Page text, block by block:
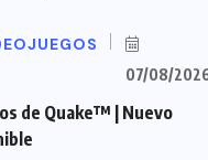
07/08/
de Quake™ | Nuevo